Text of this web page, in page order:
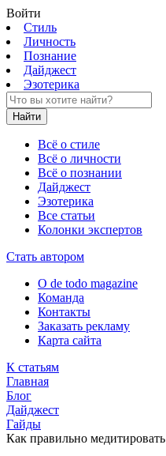
Войти
Стиль
Личность
Познание
Дайджест
Эзотерика
Найти
Всё о стиле
Всё о личности
Всё о познании
Дайджест
Эзотерика
Все статьи
Колонки экспертов
Стать автором
О de todo magazine
Команда
Контакты
Заказать рекламу
Карта сайта
К статьям
Главная
Блог
Дайджест
Гайды
Как правильно медитировать